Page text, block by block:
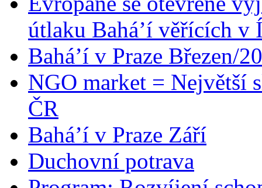
útlaku Bahá’í věřících v
Bahá’í v Praze Březen/
NGO market = Největší
ČR
Bahá’í v Praze Září
Duchovní potrava